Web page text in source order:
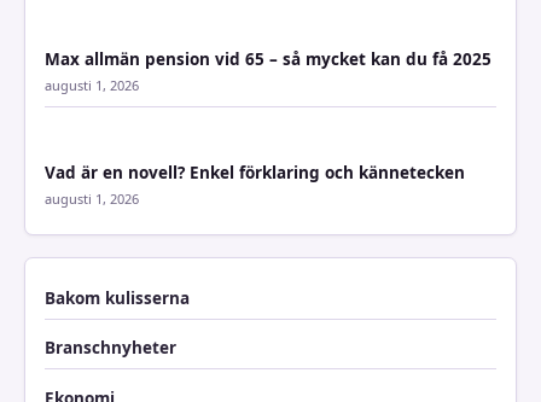
Max allmän pension vid 65 – så mycket kan du få 2025
augusti 1, 2026
Vad är en novell? Enkel förklaring och kännetecken
augusti 1, 2026
Bakom kulisserna
Branschnyheter